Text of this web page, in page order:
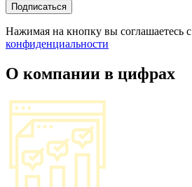
Подписаться
Нажимая на кнопку вы соглашаетесь с
конфиденциальности
О компании в цифрах